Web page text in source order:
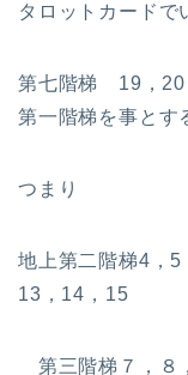
タロットカードで
第七階梯 19，
第一階梯を事とす
つまり
地上第二階梯4，
13，14，15
第三階梯７，８